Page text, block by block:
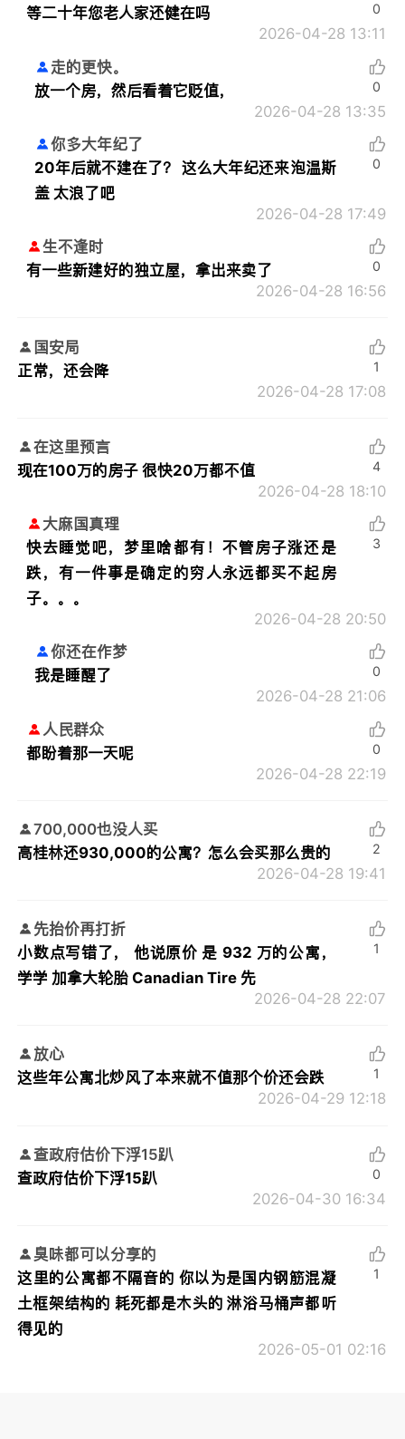
等二十年您老人家还健在吗
2026-04-28 13:11
0
走的更快。
放一个房，然后看着它贬值，
2026-04-28 13:35
0
你多大年纪了
20年后就不建在了？ 这么大年纪还来泡温斯
盖 太浪了吧
2026-04-28 17:49
0
生不逢时
有一些新建好的独立屋，拿出来卖了
2026-04-28 16:56
0
国安局
正常，还会降
2026-04-28 17:08
1
在这里预言
现在100万的房子 很快20万都不值
2026-04-28 18:10
4
大麻国真理
快去睡觉吧，梦里啥都有！不管房子涨还是
跌，有一件事是确定的穷人永远都买不起房
子。。。
2026-04-28 20:50
3
你还在作梦
我是睡醒了
2026-04-28 21:06
0
人民群众
都盼着那一天呢
2026-04-28 22:19
0
700,000也没人买
高桂林还930,000的公寓？怎么会买那么贵的
2026-04-28 19:41
2
先抬价再打折
小数点写错了， 他说原价 是 932 万的公寓，
学学 加拿大轮胎 Canadian Tire 先
2026-04-28 22:07
1
放心
这些年公寓北炒风了本来就不值那个价还会跌
2026-04-29 12:18
1
查政府估价下浮15趴
查政府估价下浮15趴
2026-04-30 16:34
0
臭味都可以分享的
这里的公寓都不隔音的 你以为是国内钢筋混凝
土框架结构的 耗死都是木头的 淋浴马桶声都听
得见的
2026-05-01 02:16
1